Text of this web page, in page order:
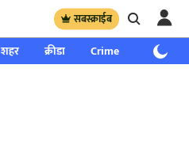
सबस्क्राईब
शहर क्रीडा Crime साप्ताहिक